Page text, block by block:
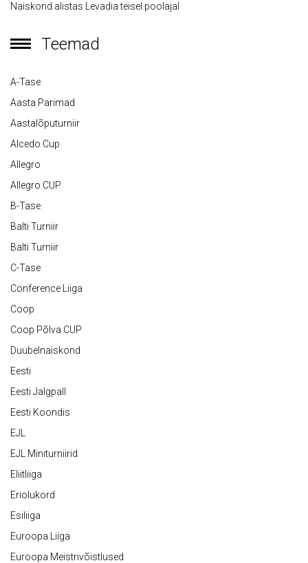
Naiskond alistas Levadia teisel poolajal
Teemad
A-Tase
Aasta Parimad
Aastalõputurniir
Alcedo Cup
Allegro
Allegro CUP
B-Tase
Balti Turniir
Balti Turniir
C-Tase
Conference Liiga
Coop
Coop Põlva CUP
Duubelnaiskond
Eesti
Eesti Jalgpall
Eesti Koondis
EJL
EJL Miniturniirid
Eliitliiga
Eriolukord
Esiliiga
Euroopa Liiga
Euroopa Meistrivõistlused